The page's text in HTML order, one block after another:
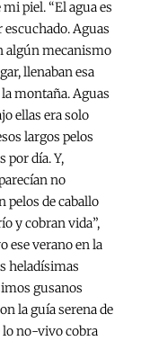
piel. “El agua es
escuchado. Aguas
algún mecanismo
llenaban esa
montaña. Aguas
ellas era solo
largos pelos
por día. Y,
no
pelos de caballo
y cobran vida”,
ese verano en la
heladísimas
gusanos
la guía serena de
lo no-vivo cobra